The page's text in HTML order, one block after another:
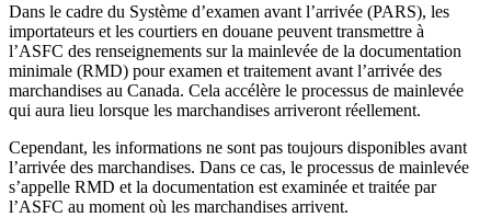
Dans le cadre du Système d’examen avant l’arrivée (PARS), les
importateurs et les courtiers en douane peuvent transmettre à
l’ASFC des renseignements sur la mainlevée de la documentation
minimale (RMD) pour examen et traitement avant l’arrivée des
marchandises au Canada. Cela accélère le processus de mainlevée
qui aura lieu lorsque les marchandises arriveront réellement.
Cependant, les informations ne sont pas toujours disponibles avant
l’arrivée des marchandises. Dans ce cas, le processus de mainlevée
s’appelle RMD et la documentation est examinée et traitée par
l’ASFC au moment où les marchandises arrivent.